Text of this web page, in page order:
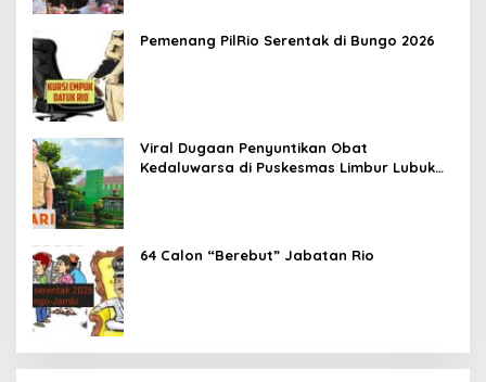
Pemenang PilRio Serentak di Bungo 2026
Viral Dugaan Penyuntikan Obat
Kedaluwarsa di Puskesmas Limbur Lubuk
64 Calon “Berebut” Jabatan Rio